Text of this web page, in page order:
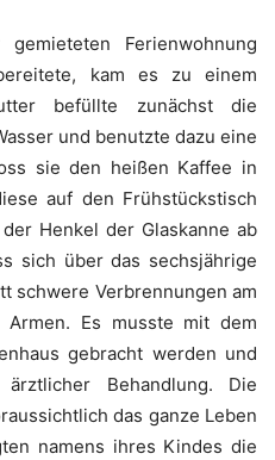
Ferienwohnung
kam es zu einem
befüllte zunächst die
und benutzte dazu eine
sie den heißen Kaffee in
auf den Frühstückstisch
Henkel der Glaskanne ab
sich über das sechsjährige
schwere Verbrennungen am
Es musste mit dem
gebracht werden und
Behandlung. Die
das ganze Leben
namens ihres Kindes die